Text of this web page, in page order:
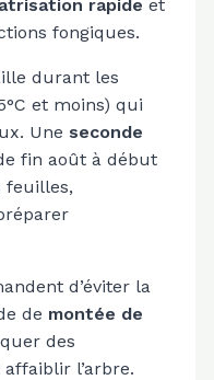
rapide et
fongiques.
durant les
et moins) qui
Une seconde
fin août à début
feuilles,
d’éviter la
de montée de
des
l’arbre.